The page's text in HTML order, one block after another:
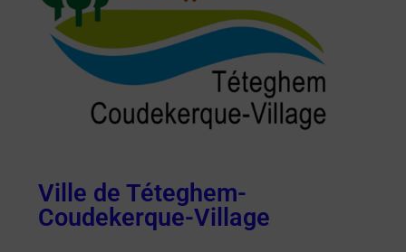
Ville de Téteghem-
Coudekerque-Village